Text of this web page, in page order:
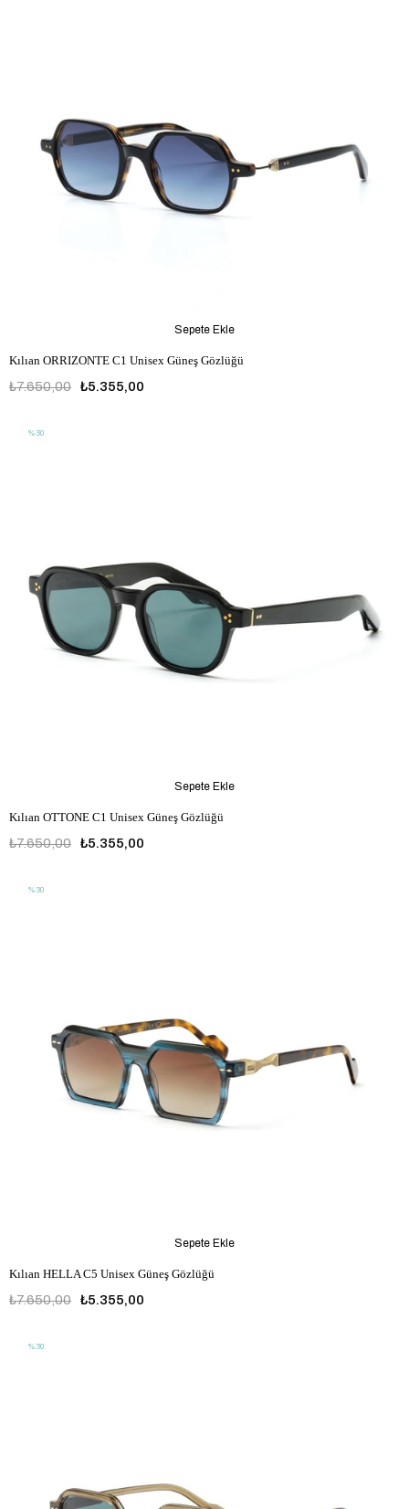
Kılıan ORRIZONTE C1 Unisex Güneş Gözlüğü
₺5.355,00
₺7.650,00
Sepete Ekle
Kılıan OTTONE C1 Unisex Güneş Gözlüğü
₺5.355,00
₺7.650,00
Sepete Ekle
%30
Kılıan HELLA C5 Unisex Güneş Gözlüğü
₺5.355,00
₺7.650,00
Sepete Ekle
%30
%30